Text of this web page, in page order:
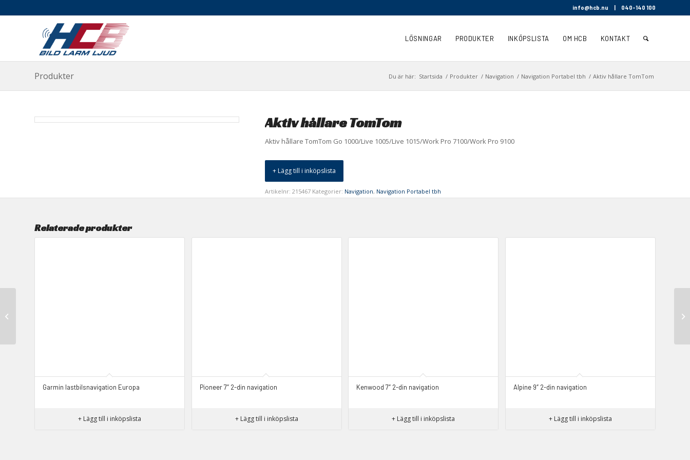
info@hcb.nu | 040-140 100
LÖSNINGAR PRODUKTER INKÖPSLISTA OM HCB KONTAKT
Produkter Du är här: Startsida / Produkter / Navigation / Navigation Portabel tbh / Aktiv hållare TomTom
Aktiv hållare TomTom
Aktiv hållare TomTom Go 1000/Live 1005/Live 1015/Work Pro 7100/Work Pro 9100
+ Lägg till i inköpslista
Artikelnr:215467 Kategorier: Navigation, Navigation Portabel tbh
Relaterade produkter
Garmin lastbilsnavigation Europa
+ Lägg till i inköpslista
Pioneer 7″ 2-din navigation
+ Lägg till i inköpslista
Kenwood 7″ 2-din navigation
+ Lägg till i inköpslista
Alpine 9″ 2-din navigation
+ Lägg till i inköpslista